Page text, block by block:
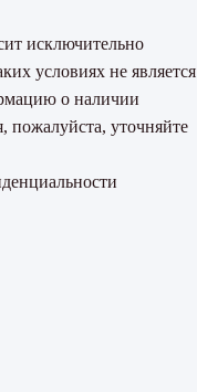
исключительно
условиях не является
о наличии
пожалуйста, уточняйте